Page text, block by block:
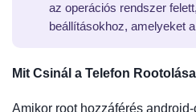
az operációs rendszer
beállításokhoz, amelyeket
Mit Csinál a Telefon
Amikor root hozzáférés